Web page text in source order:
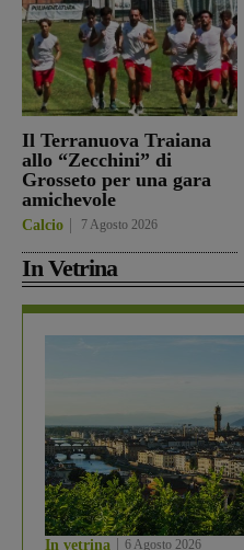
Il Terranuova Traiana
allo “Zecchini” di
Grosseto per una gara
amichevole
Calcio 7 Agosto 2026
In Vetrina
In vetrina 6 Agosto 2026